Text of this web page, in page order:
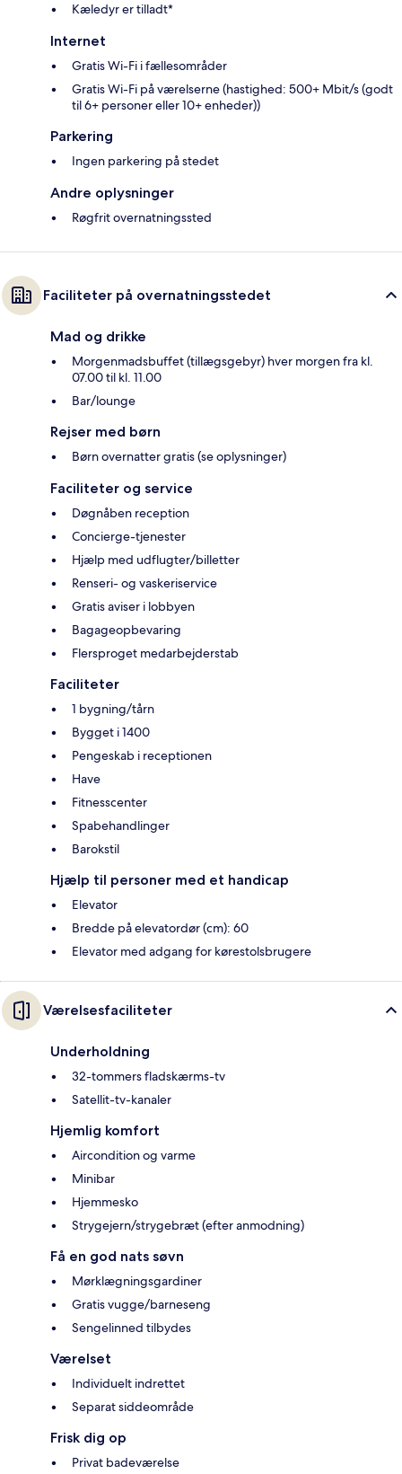
Kæledyr er tilladt*
Internet
Gratis Wi-Fi i fællesområder
Gratis Wi-Fi på værelserne (hastighed: 500+ Mbit/s (godt
til 6+ personer eller 10+ enheder))
Parkering
Ingen parkering på stedet
Andre oplysninger
Røgfrit overnatningssted
Faciliteter på overnatningsstedet
Mad og drikke
Morgenmadsbuffet (tillægsgebyr) hver morgen fra kl.
07.00 til kl. 11.00
Bar/lounge
Rejser med børn
Børn overnatter gratis (se oplysninger)
Faciliteter og service
Døgnåben reception
Concierge-tjenester
Hjælp med udflugter/billetter
Renseri- og vaskeriservice
Gratis aviser i lobbyen
Bagageopbevaring
Flersproget medarbejderstab
Faciliteter
1 bygning/tårn
Bygget i 1400
Pengeskab i receptionen
Have
Fitnesscenter
Spabehandlinger
Barokstil
Hjælp til personer med et handicap
Elevator
Bredde på elevatordør (cm): 60
Elevator med adgang for kørestolsbrugere
Værelsesfaciliteter
Underholdning
32-tommers fladskærms-tv
Satellit-tv-kanaler
Hjemlig komfort
Aircondition og varme
Minibar
Hjemmesko
Strygejern/strygebræt (efter anmodning)
Få en god nats søvn
Mørklægningsgardiner
Gratis vugge/barneseng
Sengelinned tilbydes
Værelset
Individuelt indrettet
Separat siddeområde
Frisk dig op
Privat badeværelse